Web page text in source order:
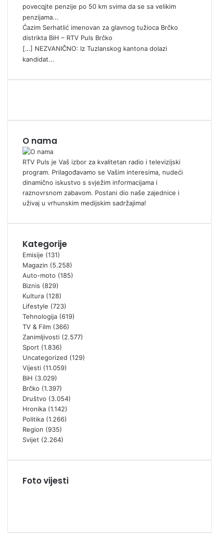
povecqjte penzije po 50 km svima da se sa velikim
penzijama...
Ćazim Serhatlić imenovan za glavnog tužioca Brčko
distrikta BiH – RTV Puls Brčko
[…] NEZVANIČNO: Iz Tuzlanskog kantona dolazi
kandidat...
O nama
RTV Puls je Vaš izbor za kvalitetan radio i televizijski
program. Prilagođavamo se Vašim interesima, nudeći
dinamično iskustvo s svježim informacijama i
raznovrsnom zabavom. Postani dio naše zajednice i
uživaj u vrhunskim medijskim sadržajima!
Kategorije
Emisije (131)
Magazin (5.258)
Auto-moto (185)
Biznis (829)
Kultura (128)
Lifestyle (723)
Tehnologija (619)
TV & Film (366)
Zanimljivosti (2.577)
Sport (1.836)
Uncategorized (129)
Vijesti (11.059)
BiH (3.029)
Brčko (1.397)
Društvo (3.054)
Hronika (1.142)
Politika (1.266)
Region (935)
Svijet (2.264)
Foto vijesti